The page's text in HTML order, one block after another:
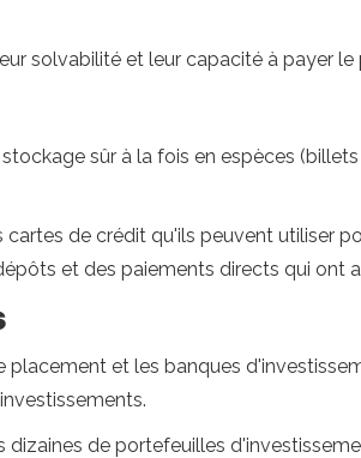
solvabilité et leur capacité à payer le
sûr à la fois en espèces
de crédit qu'ils peuvent utiliser
et des paiements directs qui ont
et les banques
de portefeuilles